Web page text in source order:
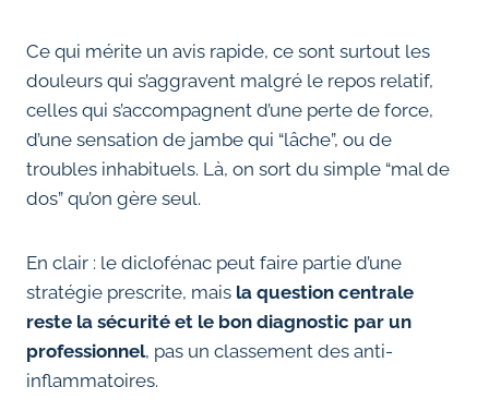
Ce qui mérite un avis rapide, ce sont surtout les
douleurs qui s’aggravent malgré le repos relatif,
celles qui s’accompagnent d’une perte de force,
d’une sensation de jambe qui “lâche”, ou de
troubles inhabituels. Là, on sort du simple “mal de
dos” qu’on gère seul.
En clair : le diclofénac peut faire partie d’une
stratégie prescrite, mais la question centrale
reste la sécurité et le bon diagnostic par un
professionnel, pas un classement des anti-
inflammatoires.